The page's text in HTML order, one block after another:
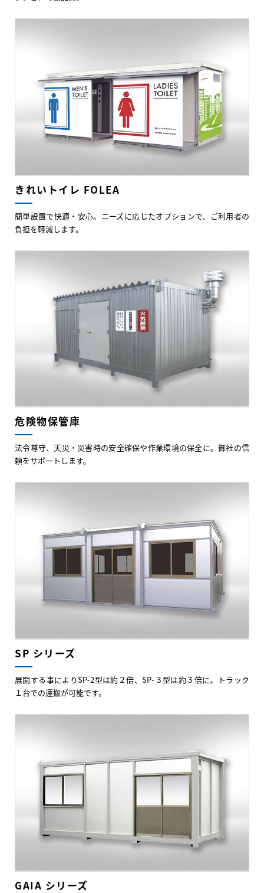
きれいトイレ FOLEA
簡単設置で快適・安心。ニーズに応じたオプションで、ご利用者の
負担を軽減します。
危険物保管庫
法令尊守、天災・災害時の安全確保や作業環境の保全に。御社の信
頼をサポートします。
SP シリーズ
展開する事によりSP-2型は約２倍、SP-３型は約３倍に。トラック
１台での運搬が可能です。
GAIA シリーズ